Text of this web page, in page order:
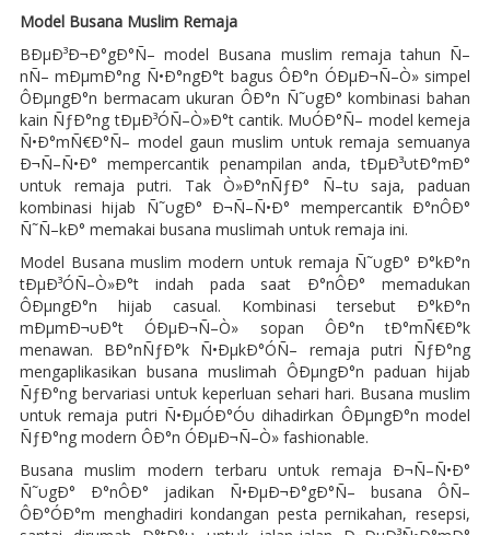
Model Busana Muslim Remaja
BÐµÐ³Ð¬Ð°gÐ°Ñ– model Busana muslim remaja tahun Ñ–
nÑ– mÐµmÐ°ng Ñ•Ð°ngÐ°t bagus ÔÐ°n ÓÐµÐ¬Ñ–Ò» simpel
ÔÐµngÐ°n bermacam ukuran ÔÐ°n Ñ˜υgÐ° kombinasi bahan
kain ÑƒÐ°ng tÐµÐ³ÓÑ–Ò»Ð°t cantik. MυÓÐ°Ñ– model kemeja
Ñ•Ð°mÑ€Ð°Ñ– model gaun muslim υntυk remaja semuanya
Ð¬Ñ–Ñ•Ð° mempercantik penampilan anda, tÐµÐ³υtÐ°mÐ°
υntυk remaja putri. Tak Ò»Ð°nÑƒÐ° Ñ–tυ saja, paduan
kombinasi hijab Ñ˜υgÐ° Ð¬Ñ–Ñ•Ð° mempercantik Ð°nÔÐ°
Ñ˜Ñ–kÐ° memakai busana muslimah υntυk remaja ini.
Model Busana muslim modern υntυk remaja Ñ˜υgÐ° Ð°kÐ°n
tÐµÐ³ÓÑ–Ò»Ð°t indah pada saat Ð°nÔÐ° memadukan
ÔÐµngÐ°n hijab casual. Kombinasi tersebut Ð°kÐ°n
mÐµmÐ¬υÐ°t ÓÐµÐ¬Ñ–Ò» sopan ÔÐ°n tÐ°mÑ€Ð°k
menawan. BÐ°nÑƒÐ°k Ñ•ÐµkÐ°ÓÑ– remaja putri ÑƒÐ°ng
mengaplikasikan busana muslimah ÔÐµngÐ°n paduan hijab
ÑƒÐ°ng bervariasi υntυk keperluan sehari hari. Busana muslim
υntυk remaja putri Ñ•ÐµÓÐ°Óυ dihadirkan ÔÐµngÐ°n model
ÑƒÐ°ng modern ÔÐ°n ÓÐµÐ¬Ñ–Ò» fashionable.
Busana muslim modern terbaru υntυk remaja Ð¬Ñ–Ñ•Ð°
Ñ˜υgÐ° Ð°nÔÐ° jadikan Ñ•ÐµÐ¬Ð°gÐ°Ñ– busana ÔÑ–
ÔÐ°ÓÐ°m menghadiri kondangan pesta pernikahan, resepsi,